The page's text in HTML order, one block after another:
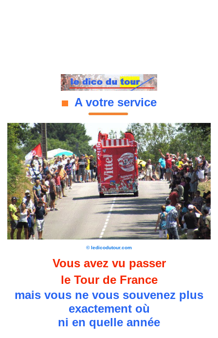
A votre service
© ledicodutour.com
Vous avez vu passer
le Tour de France
mais vous ne vous souvenez plus
exactement où
ni en quelle année